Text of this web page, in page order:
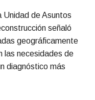
Unidad de Asuntos
señaló
geográficamente
las necesidades de
diagnóstico más